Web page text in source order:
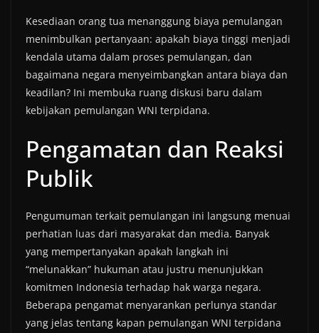
Kesediaan orang tua menanggung biaya pemulangan
menimbulkan pertanyaan: apakah biaya tinggi menjadi
kendala utama dalam proses pemulangan, dan
bagaimana negara menyeimbangkan antara biaya dan
keadilan? Ini membuka ruang diskusi baru dalam
kebijakan pemulangan WNI terpidana.
Pengamatan dan Reaksi
Publik
Pengumuman terkait pemulangan ini langsung menuai
perhatian luas dari masyarakat dan media. Banyak
yang mempertanyakan apakah langkah ini
“melunakkan” hukuman atau justru menunjukkan
komitmen Indonesia terhadap hak warga negara.
Beberapa pengamat menyarankan perlunya standar
yang jelas tentang kapan pemulangan WNI terpidana